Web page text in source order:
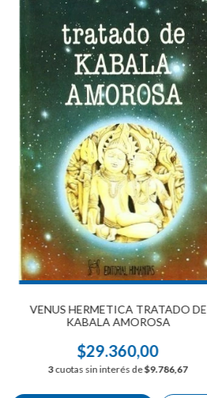
VENUS HERMETICA TRATADO DE
KABALA AMOROSA
$29.360,00
3cuotas sin interés de$9.786,67